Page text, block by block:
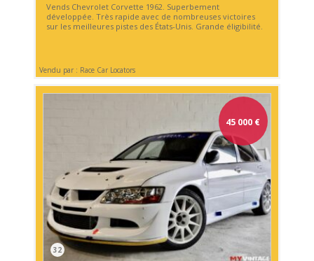
Vends Chevrolet Corvette 1962. Superbement
développée. Très rapide avec de nombreuses victoires
sur les meilleures pistes des États-Unis. Grande éligibilité.
Vendu par : Race Car Locators
45 000 €
32